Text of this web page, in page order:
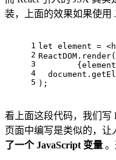
装，上面的效果如果使用
1
2
3
4
5
let element = <
ReactDOM . render(
document .
);
看上面这段代码，我们
页面中编写是类似的，让
了一个 JavaScript 变量 。